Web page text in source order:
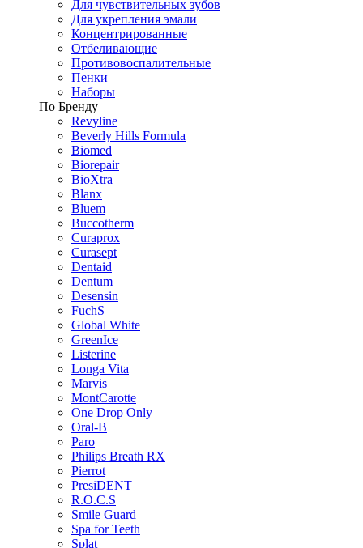
Для чувствительных зубов
Для укрепления эмали
Концентрированные
Отбеливающие
Противовоспалительные
Пенки
Наборы
По Бренду
Revyline
Beverly Hills Formula
Biomed
Biorepair
BioXtra
Blanx
Bluem
Buccotherm
Curaprox
Curasept
Dentaid
Dentum
Desensin
FuchS
Global White
GreenIce
Listerine
Longa Vita
Marvis
MontCarotte
One Drop Only
Oral-B
Paro
Philips Breath RX
Pierrot
PresiDENT
R.O.C.S
Smile Guard
Spa for Teeth
Splat